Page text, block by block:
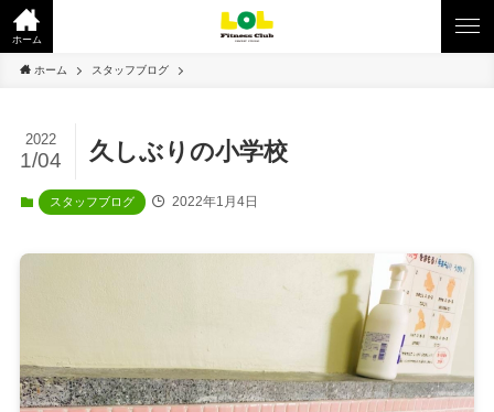
ホーム
ホーム スタッフブログ
久しぶりの小学校
2022
1/04
スタッフブログ 2022年1月4日